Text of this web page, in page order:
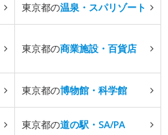
東京都の温泉・スパリゾート
東京都の商業施設・百貨店
東京都の博物館・科学館
東京都の道の駅・SA/PA